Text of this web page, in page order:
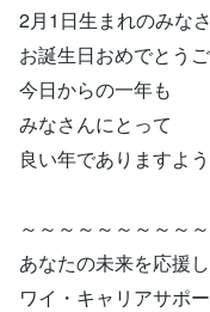
2月1日生まれのみなさ
お誕生日おめでとう
今日からの一年も
みなさんにとって
良い年でありますよ
～～～～～～～～～
あなたの未来を応援し
ワイ・キャリアサポ